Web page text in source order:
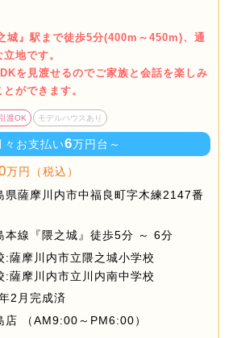
城』駅まで徒歩5分(400m～450m)、通
地です。
を見渡せるのでご家族と会話を楽しみ
ができます。
渡OK モデルハウスあり
々お支払い6万円台～
万円（税込）
県薩摩川内市中福良町字木練2147番
本線『隈之城』徒歩5分 ～ 6分
:薩摩川内市立隈之城小学校
:薩摩川内市立川内南中学校
2月完成済
店 （AM9:00～PM6:00）